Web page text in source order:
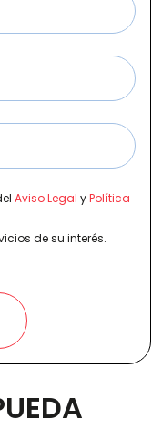
Aviso Legal yPolítica
de su interés.